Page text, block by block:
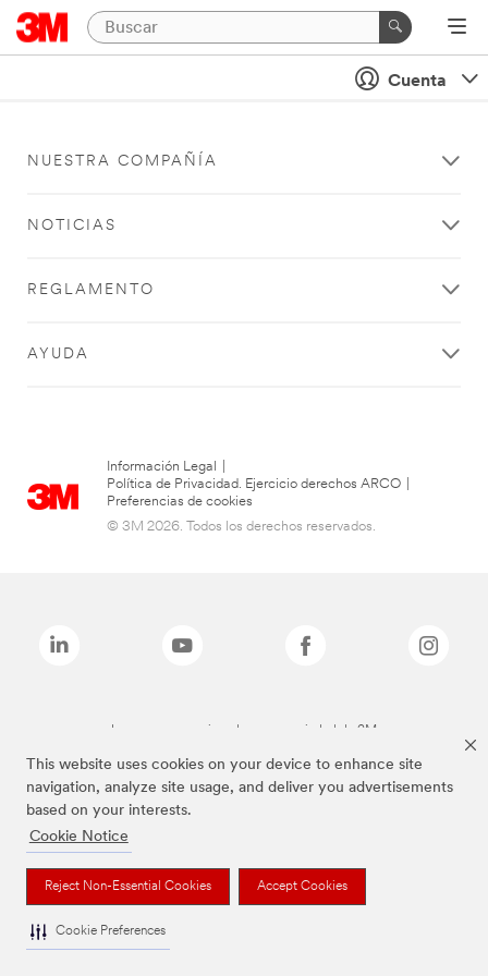
This website uses cookies on your device to enhance site
navigation, analyze site usage, and deliver you advertisements
based on your interests.
Cookie Notice
Reject Non-Essential Cookies Accept Cookies
Cookie Preferences
Cuenta
NUESTRA COMPAÑÍA
NOTICIAS
REGLAMENTO
AYUDA
Información Legal
Política de Privacidad. Ejercicio derechos ARCO
Preferencias de cookies
© 3M 2026. Todos los derechos reservados.
Las marcas mencionadas son propiedad de 3M